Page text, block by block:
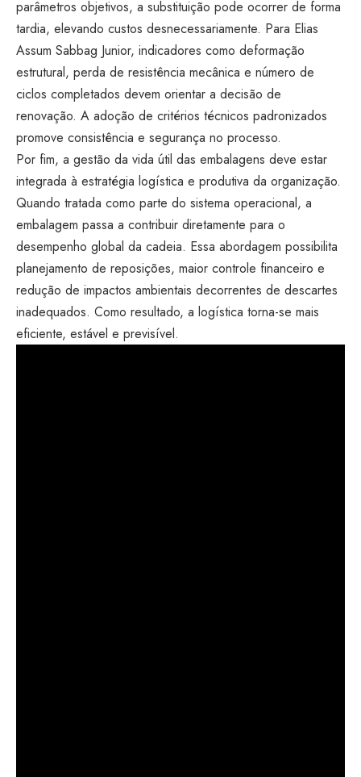
parâmetros objetivos, a substituição pode ocorrer de forma
tardia, elevando custos desnecessariamente. Para Elias
Assum Sabbag Junior, indicadores como deformação
estrutural, perda de resistência mecânica e número de
ciclos completados devem orientar a decisão de
renovação. A adoção de critérios técnicos padronizados
promove consistência e segurança no processo.
Por fim, a gestão da vida útil das embalagens deve estar
integrada à estratégia logística e produtiva da organização.
Quando tratada como parte do sistema operacional, a
embalagem passa a contribuir diretamente para o
desempenho global da cadeia. Essa abordagem possibilita
planejamento de reposições, maior controle financeiro e
redução de impactos ambientais decorrentes de descartes
inadequados. Como resultado, a logística torna-se mais
eficiente, estável e previsível.